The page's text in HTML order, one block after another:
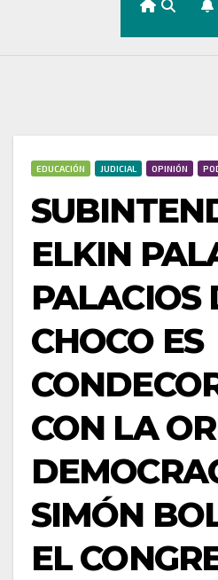
EDUCACIÓN JUDICIAL OPINIÓN
ELKIN
PALACIOS
CHOCO ES
CON LA
SIMÓN
EL